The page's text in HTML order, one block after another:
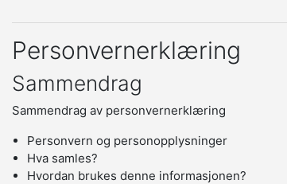
Personvernerklæring
Sammendrag
Sammendrag av personvernerklæring
Personvern og personopplysninger
Hva samles?
Hvordan brukes denne informasjonen?